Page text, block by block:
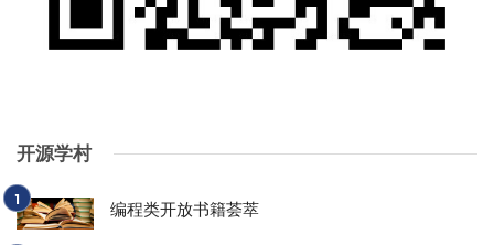
开源学村
编程类开放书籍荟萃